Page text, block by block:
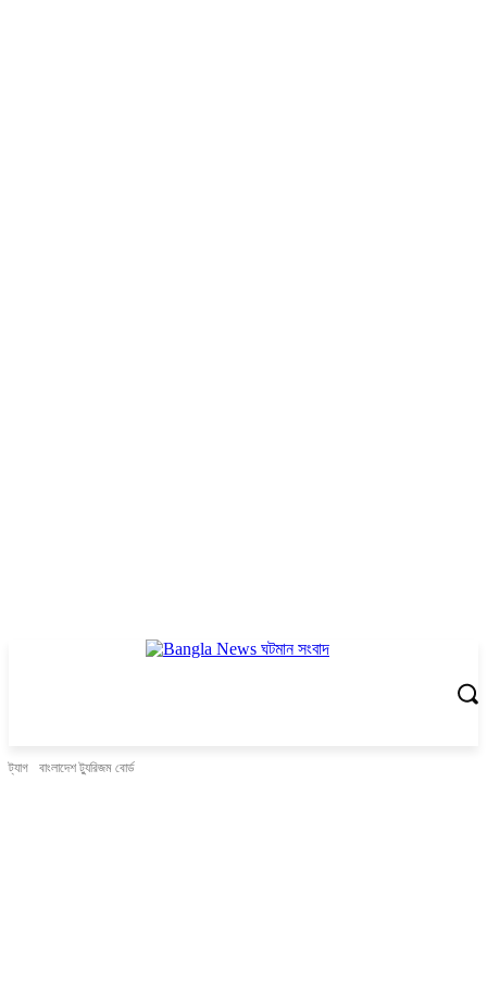
ট্যাগ বাংলাদেশ ট্যুরিজম বোর্ড